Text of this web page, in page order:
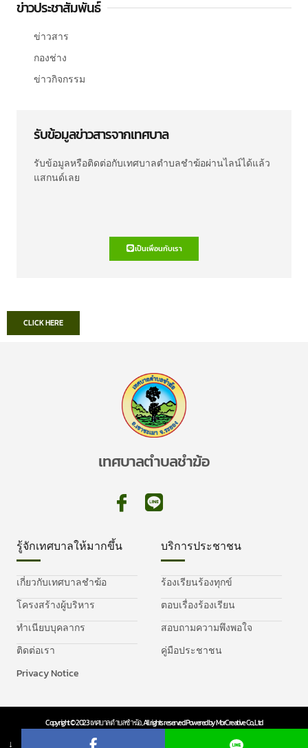
ข่าวประชาสัมพันธ์
ข่าวสาร
กองช่าง
ข่าวกิจกรรม
รับข้อมูลข่าวสารจากเทศบาล
รับข้อมูลหรือติดต่อกับเทศบาลตำบลชำฆ้อผ่านไลน์ได้แล้ว
แสกนด์เลย
เป็นเพื่อนกับเรา
CLICK HERE
เทศบาลตำบลชำฆ้อ
รู้จักเทศบาลให้มากขึ้น
เกี่ยวกับเทศบาลชำฆ้อ
โครงสร้างผู้บริหาร
ทำเนียบบุคลากร
ติดต่อเรา
Privacy Notice
บริการประชาชน
ร้องเรียนร้องทุกข์
ตอบเรื่องร้องเรียน
สอบถามความพึงพอใจ
คู่มือประชาชน
Copyright © 2023 เทศบาลตำบลชำฆ้อ, All rights reserved. Powered by MorCreative Co., Ltd
↓